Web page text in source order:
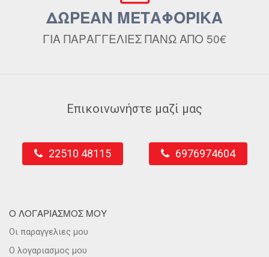
ΔΩΡΕΑΝ ΜΕΤΑΦΟΡΙΚΑ
ΓΙΑ ΠΑΡΑΓΓΕΛΙΕΣ ΠΑΝΩ ΑΠΟ 50€
Επικοινωνήστε μαζί μας
22510 48115 6976974604
Ο ΛΟΓΑΡΙΑΣΜΟΣ ΜΟΥ
Οι παραγγελιες μου
Ο λογαριασμος μου